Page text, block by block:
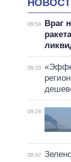
09:59
Враг
09:33
09:24
08:47